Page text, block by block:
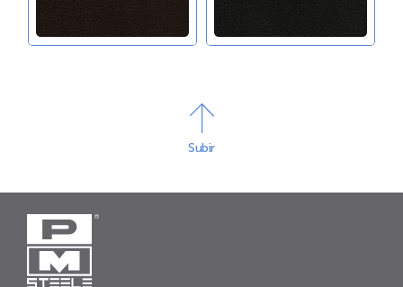
Subir